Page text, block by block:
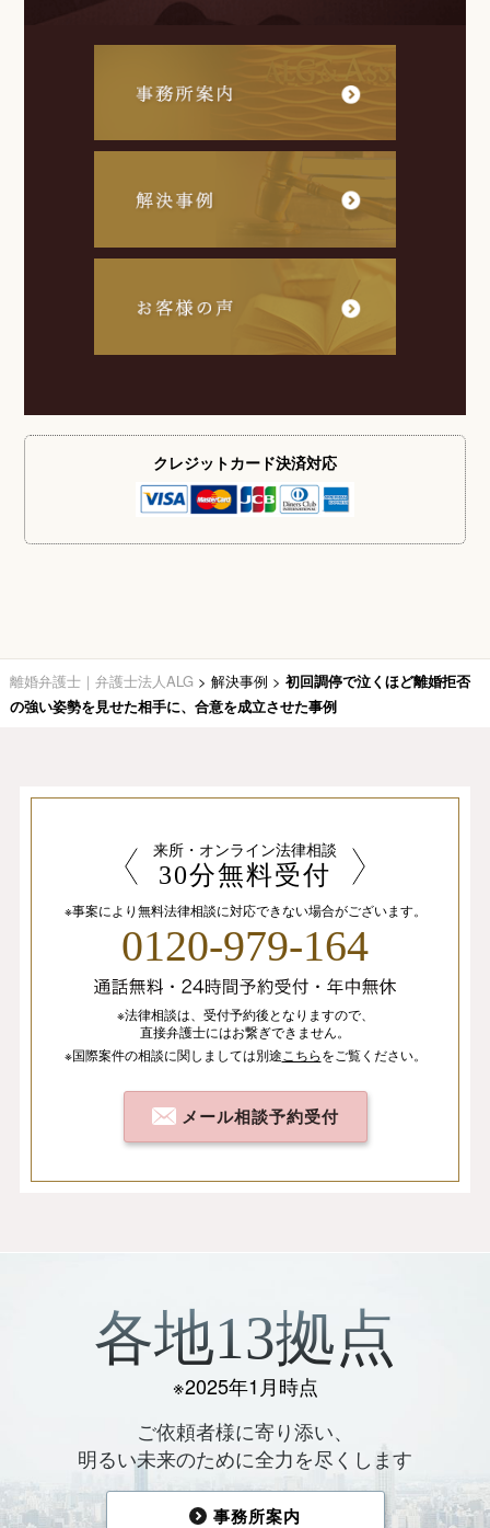
クレジットカード決済対応
離婚弁護士｜弁護士法人ALG > 解決事例 > 初回調停で泣くほど離婚拒否
の強い姿勢を見せた相手に、合意を成立させた事例
来所・オンライン法律相談
30分無料受付
※事案により無料法律相談に対応できない場合がございます。
0120-979-164
※法律相談は、 受付予約後となりますので、
直接弁護士にはお繋ぎできません。
※国際案件の相談に関しましては別途 こちらをご覧ください。
メール相談予約受付
各地13拠点
※2025年1月時点
ご依頼者様に寄り添い、
明るい未来のために全力を尽くします
事務所案内